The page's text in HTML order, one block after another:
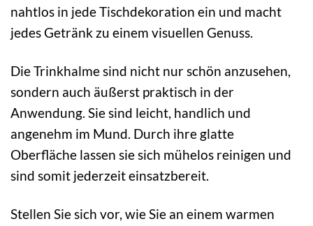
nahtlos in jede Tischdekoration ein und macht
jedes Getränk zu einem visuellen Genuss.
Die Trinkhalme sind nicht nur schön anzusehen,
sondern auch äußerst praktisch in der
Anwendung. Sie sind leicht, handlich und
angenehm im Mund. Durch ihre glatte
Oberfläche lassen sie sich mühelos reinigen und
sind somit jederzeit einsatzbereit.
Stellen Sie sich vor, wie Sie an einem warmen